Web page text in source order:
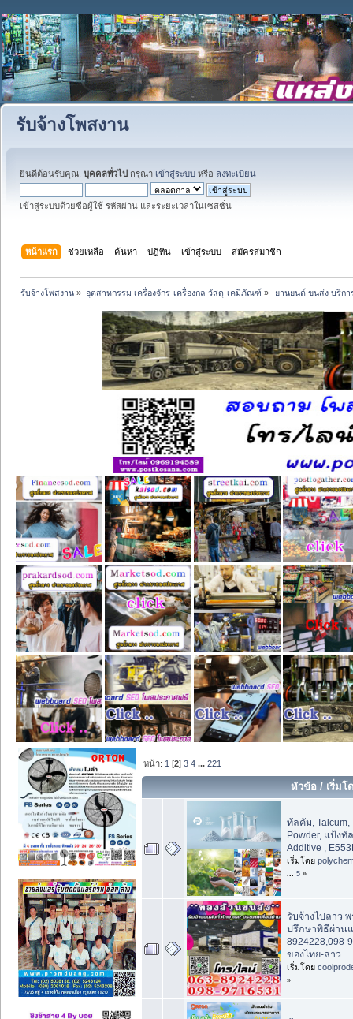
รับจ้างโพสงาน
ยินดีต้อนรับคุณ, บุคคลทั่วไป กรุณา เข้าสู่ระบบ หรือ ลงทะเบียน
เข้าสู่ระบบด้วยชื่อผู้ใช้ รหัสผ่าน และระยะเวลาในเซสชั่น
หน้าแรก ช่วยเหลือ ค้นหา ปฏิทิน เข้าสู่ระบบ สมัครสมาชิก
รับจ้างโพสงาน » อุตสาหกรรม เครื่องจักร-เครื่องกล วัสดุ-เคมีภัณฑ์ » ยานยนต์ ขนส่ง บริก
หน้า: 1 [2]3 4 ...221
หัวข้อ / เริ่มโ
ทัลคัม, Talcum,
Powder, แป้งทั
Additive ,
เริ่มโดย
5 »
รับจ้างไปลาว
ปรึกษาพิธีผ่าน
8924228,098-
ของไทย-ลาว
เริ่มโดย
»